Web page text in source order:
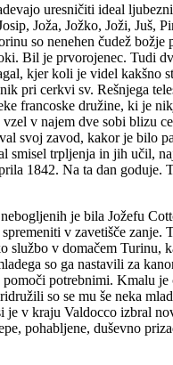
uresničiti ideal
Joža, Jožko, Joži, Juš,
so nenehen čudež
Bil je prvorojenec. Tudi
kjer koli je videl kakšno
pri cerkvi sv. Rešnjega
francoske družine, ki je
v najem dve sobi blizu
svoj zavod, kakor je bilo
smisel trpljenja in jih učil,
1842. Na ta dan goduje.
je bila Jožefu
v zavetišče
službo v domačem Turinu,
so ga nastavili za
potrebnimi. Kmalu
so se mu še neka
je v kraju Valdocco izbral
pohabljene, duševno